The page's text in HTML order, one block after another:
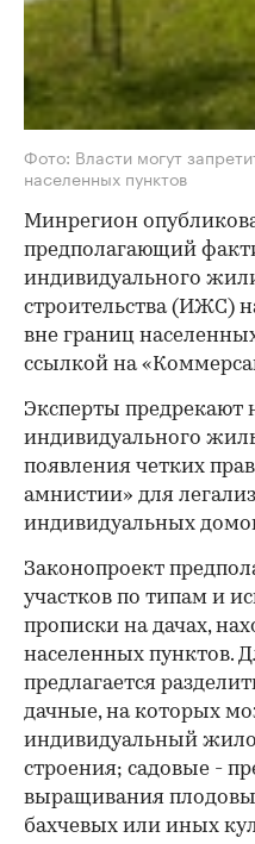
Фото: Власти могут
населенных пунктов
Минрегион
предполагающий
индивидуального
строительства (ИЖС)
вне границ
ссылкой на
Эксперты предрекают
индивидуального
появления четких
амнистии» для
индивидуальных
Законопроект
участков по типам и
прописки на дачах,
населенных пунктов.
предлагается
дачные, на которых
индивидуальный
строения; садовые -
выращивания
бахчевых или иных